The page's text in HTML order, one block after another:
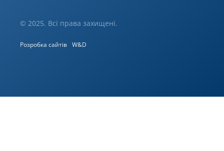
© 2025. Всі права захищені.
Розробка сайтів W&D